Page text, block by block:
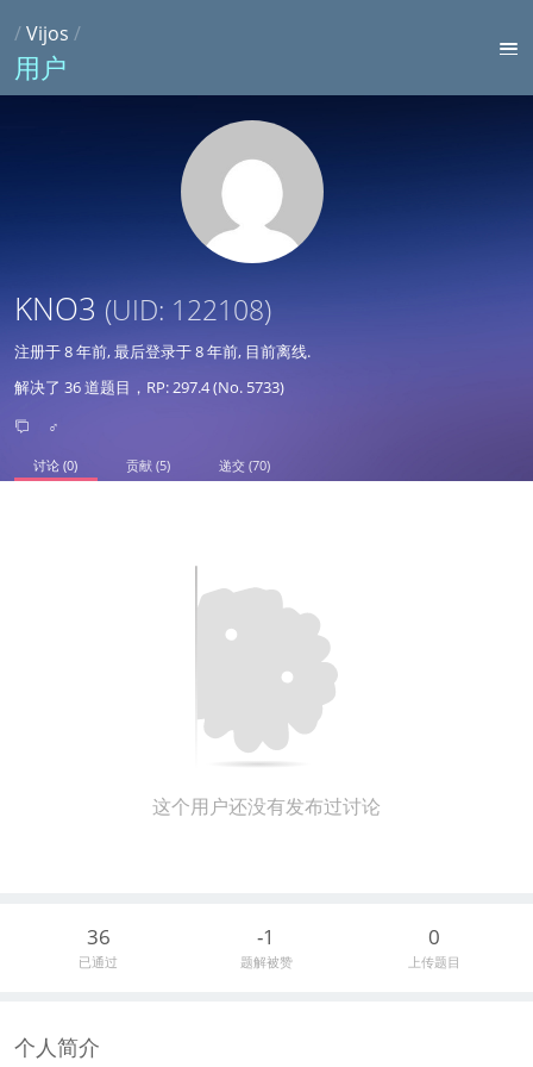
/Vijos /
用户
KNO3 (UID: 122108)
注册于8 年前, 最后登录于8 年前, 目前离线.
解决了 36 道题目，RP: 297.4 (No. 5733)
♂
讨论 (0) 贡献 (5) 递交 (70)
这个用户还没有发布过讨论
36
已通过
-1
题解被赞
0
上传题目
个人简介